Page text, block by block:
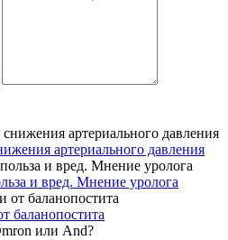
артериального давления
и вред. Мнение уролога
баланопостита